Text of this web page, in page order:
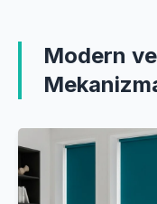
Modern